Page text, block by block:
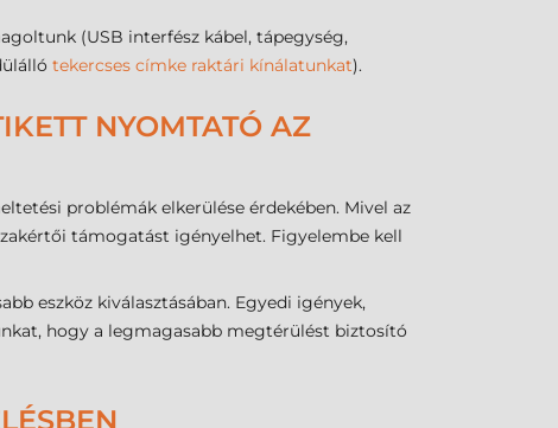
(USB interfész kábel, tápegység,
tekercses címke raktári kínálatunkat).
NYOMTATÓ AZ
problémák elkerülése érdekében. Mivel az
támogatást igényelhet. Figyelembe kell
eszköz kiválasztásában. Egyedi igények,
hogy a legmagasabb megtérülést biztosító